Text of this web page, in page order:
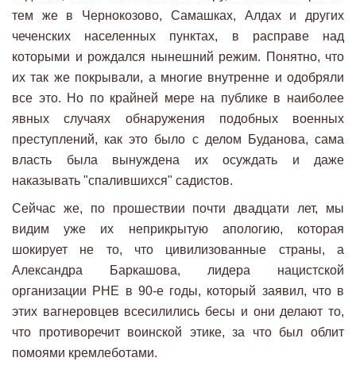
тем же в Чернокозово, Самашках, Алдах и других
чеченских населенных пунктах, в расправе над
которыми и рождался нынешний режим. Понятно, что
их так же покрывали, а многие внутренне и одобряли
все это. Но по крайней мере на публике в наиболее
явных случаях обнаружения подобных военных
преступлений, как это было с делом Буданова, сама
власть была вынуждена их осуждать и даже
наказывать "спалившихся" садистов.
Сейчас же, по прошествии почти двадцати лет, мы
видим уже их неприкрытую апологию, которая
шокирует не то, что цивилизованные страны, а
Александра Баркашова, лидера нацистской
организации РНЕ в 90-е годы, который заявил, что в
этих вагнеровцев всесилились бесы и они делают то,
что противоречит воинской этике, за что был облит
помоями кремлеботами.